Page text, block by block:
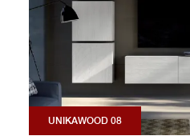
UNIKAWOOD 08